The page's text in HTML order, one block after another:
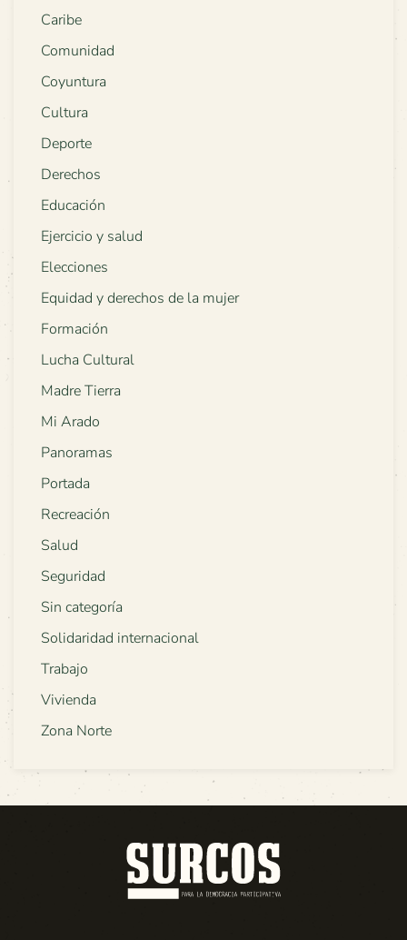
Caribe
Comunidad
Coyuntura
Cultura
Deporte
Derechos
Educación
Ejercicio y salud
Elecciones
Equidad y derechos de la mujer
Formación
Lucha Cultural
Madre Tierra
Mi Arado
Panoramas
Portada
Recreación
Salud
Seguridad
Sin categoría
Solidaridad internacional
Trabajo
Vivienda
Zona Norte